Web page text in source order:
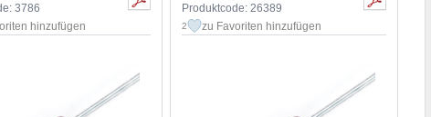
3786
hinzufügen
Produktcode: 26389
2 zu Favoriten hinzufügen